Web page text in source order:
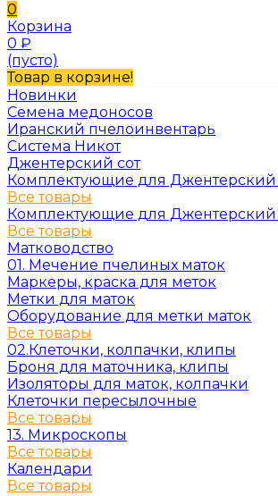
0
Корзина
0 ₽
(пусто)
Товар в корзине!
Новинки
Семена медоносов
Иранский пчелоинвентарь
Система Никот
Джентерский сот
Комплектующие для Джентерский
Все товары
Комплектующие для Джентерский
Все товары
Матководство
01. Мечение пчелиных маток
Маркеры, краска для меток
Метки для маток
Оборудование для метки маток
Все товары
02.Клеточки, колпачки, клипы
Броня для маточника, клипы
Изоляторы для маток, колпачки
Клеточки пересылочные
Все товары
13. Микроскопы
Все товары
Календари
Все товары